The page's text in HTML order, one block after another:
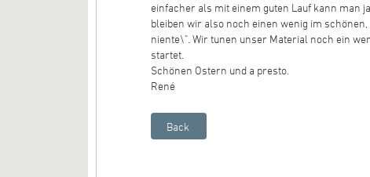
einfacher als mit einem guten Lauf kann man
bleiben wir also noch einen wenig im
niente\". Wir tunen unser Material noch ein
startet.
Schönen Ostern und a presto.
René